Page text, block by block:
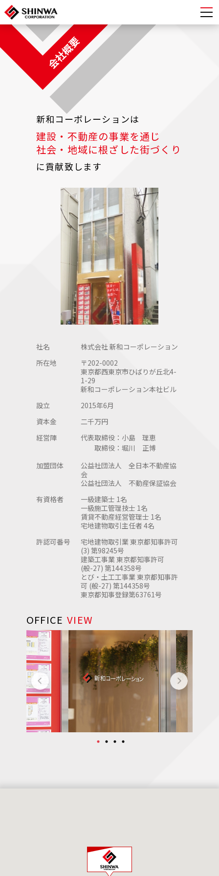
会社概要
新和コーポレーションは
建設・不動産の事業を通じ
社会・地域に根ざした街づくり
に貢献致します
社名
株式会社 新和コーポレーション
所在地
〒202-0002
東京都西東京市ひばりが丘北4-
1-29
新和コーポレーション本社ビル
設立
2015年6月
資本金
二千万円
経営陣
代表取締役： 小島 理恵
取締役： 堀川 正博
加盟団体
公益社団法人 全日本不動産協
会
公益社団法人 不動産保証協会
有資格者
一級建築士 1名
一級施工管理技士 1名
賃貸不動産経営管理士 1名
宅地建物取引主任者 4名
許認可番号
宅地建物取引業 東京都知事許可
(3) 第98245号
建築工事業 東京都知事許可
(般-27) 第144358号
とび・土工工事業 東京都知事許
可 (般-27) 第144358号
東京都知事登録第63761号
OFFICE VIEW